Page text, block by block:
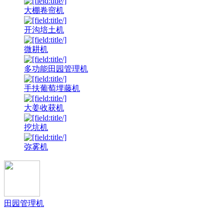
大棚卷帘机
开沟培土机
微耕机
多功能田园管理机
手扶葡萄埋藤机
大姜收获机
挖坑机
弥雾机
田园管理机